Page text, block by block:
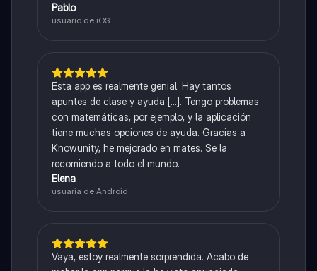
Pablo
usuario de iOS
Esta app es realmente genial. Hay tantos
apuntes de clase y ayuda [...]. Tengo problemas
con matemáticas, por ejemplo, y la aplicación
tiene muchas opciones de ayuda. Gracias a
Knowunity, he mejorado en mates. Se la
recomiendo a todo el mundo.
Elena
usuaria de Android
Vaya, estoy realmente sorprendida. Acabo de